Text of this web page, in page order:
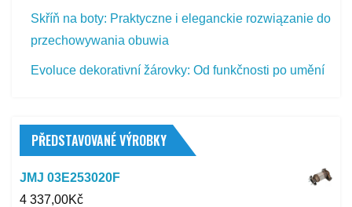
Skříň na boty: Praktyczne i eleganckie rozwiązanie do
przechowywania obuwia
Evoluce dekorativní žárovky: Od funkčnosti po umění
PŘEDSTAVOVANÉ VÝROBKY
JMJ 03E253020F
4 337,00Kč